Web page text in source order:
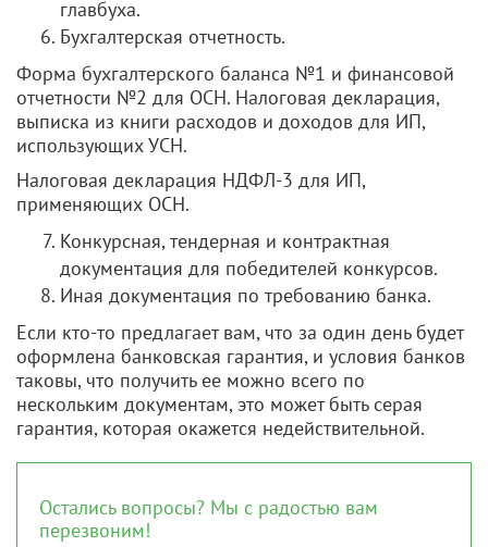
главбуха.
Бухгалтерская отчетность.
Форма бухгалтерского баланса №1 и финансовой
отчетности №2 для ОСН. Налоговая декларация,
выписка из книги расходов и доходов для ИП,
использующих УСН.
Налоговая декларация НДФЛ-3 для ИП,
применяющих ОСН.
Конкурсная, тендерная и контрактная
документация для победителей конкурсов.
Иная документация по требованию банка.
Если кто-то предлагает вам, что за один день будет
оформлена банковская гарантия, и условия банков
таковы, что получить ее можно всего по
нескольким документам, это может быть серая
гарантия, которая окажется недействительной.
Остались вопросы? Мы с радостью вам
перезвоним!